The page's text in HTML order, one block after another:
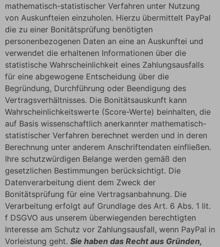
mathematisch-statistischer Verfahren unter Nutzung
von Auskunfteien einzuholen. Hierzu übermittelt PayPal
die zu einer Bonitätsprüfung benötigten
personenbezogenen Daten an eine an Auskunftei und
verwendet die erhaltenen Informationen über die
statistische Wahrscheinlichkeit eines Zahlungsausfalls
für eine abgewogene Entscheidung über die
Begründung, Durchführung oder Beendigung des
Vertragsverhältnisses. Die Bonitätsauskunft kann
Wahrscheinlichkeitswerte (Score-Werte) beinhalten, die
auf Basis wissenschaftlich anerkannter mathematisch-
statistischer Verfahren berechnet werden und in deren
Berechnung unter anderem Anschriftendaten einfließen.
Ihre schutzwürdigen Belange werden gemäß den
gesetzlichen Bestimmungen berücksichtigt. Die
Datenverarbeitung dient dem Zweck der
Bonitätsprüfung für eine Vertragsanbahnung. Die
Verarbeitung erfolgt auf Grundlage des Art. 6 Abs. 1 lit.
f DSGVO aus unserem überwiegenden berechtigten
Interesse am Schutz vor Zahlungsausfall, wenn PayPal in
Vorleistung geht. Sie haben das Recht aus Gründen,